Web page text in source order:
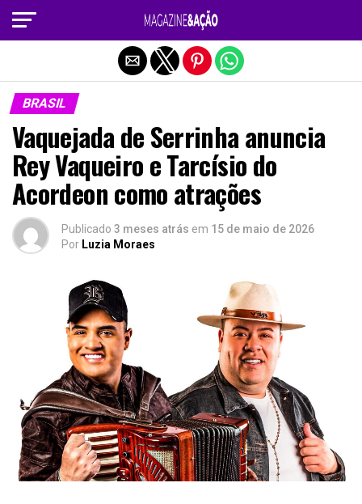
BRASIL
Vaquejada de Serrinha anuncia
Rey Vaqueiro e Tarcísio do
Acordeon como atrações
Publicado 3 meses atrás em 15 de maio de 2026
Por Luzia Moraes
Sair da versão mobile